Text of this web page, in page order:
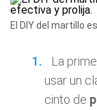
El DIY del martillo
La
usar un
cinto de